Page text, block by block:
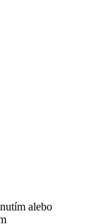
alebo